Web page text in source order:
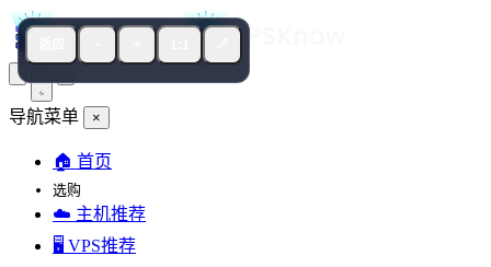
导航菜单 ×
🏠 首页
选购
☁️ 主机推荐
🖥️ VPS推荐